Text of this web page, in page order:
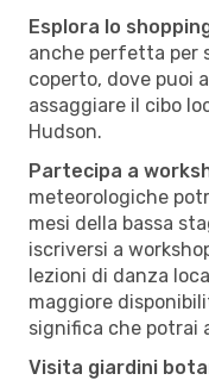
Esplora lo
anche perfetta per
coperto, dove puoi
assaggiare il cibo
Hudson.
Partecipa a
meteorologiche
mesi della bassa
iscriversi a
lezioni di danza
maggiore
significa che potrai
Visita giardini